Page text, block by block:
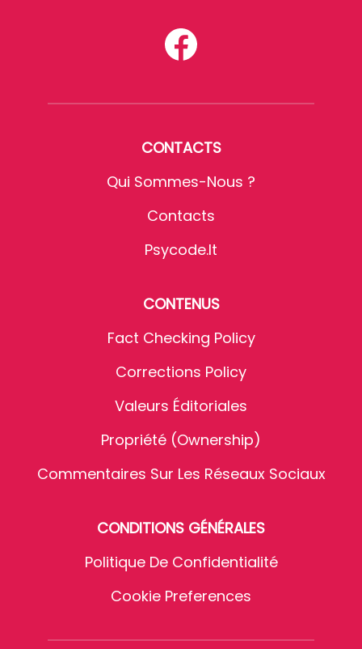
CONTACTS
Qui Sommes-Nous ?
Contacts
Psycode.it
CONTENUS
Fact Checking Policy
Corrections Policy
Valeurs Éditoriales
Propriété (Ownership)
Commentaires Sur Les Réseaux Sociaux
CONDITIONS GÉNÉRALES
Politique De Confidentialité
Cookie Preferences